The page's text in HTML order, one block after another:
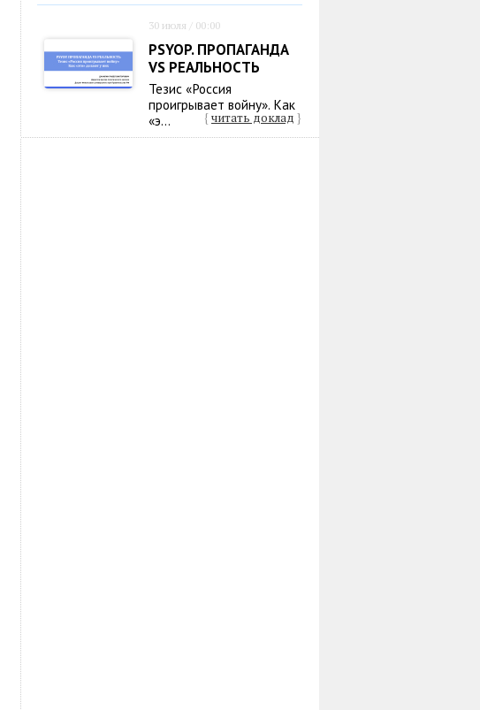
30 июля / 00:00
PSYOP. ПРОПАГАНДА
VS РЕАЛЬНОСТЬ
Тезис «Россия
проигрывает войну». Как
«э...
{ читать доклад }